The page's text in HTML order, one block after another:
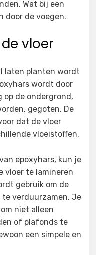
Wat bij een
door de voegen.
vloer
laten planten wordt
wordt door
op de ondergrond,
gegoten. De
dat de vloer
vloeistoffen.
epoxyhars, kun je
vloer te lamineren
gebruik om de
verduurzamen. Je
niet alleen
of plafonds te
een simpele en